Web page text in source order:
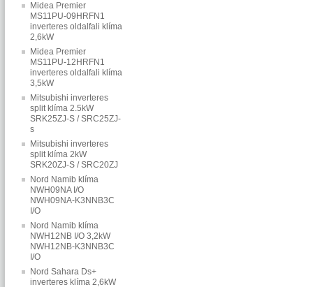
Midea Premier
MS11PU-09HRFN1
inverteres oldalfali klíma
2,6kW
Midea Premier
MS11PU-12HRFN1
inverteres oldalfali klíma
3,5kW
Mitsubishi inverteres
split klíma 2.5kW
SRK25ZJ-S / SRC25ZJ-
s
Mitsubishi inverteres
split klíma 2kW
SRK20ZJ-S / SRC20ZJ
Nord Namib klíma
NWH09NA I/O
NWH09NA-K3NNB3C
I/O
Nord Namib klíma
NWH12NB I/O 3,2kW
NWH12NB-K3NNB3C
I/O
Nord Sahara Ds+
inverteres klíma 2,6kW